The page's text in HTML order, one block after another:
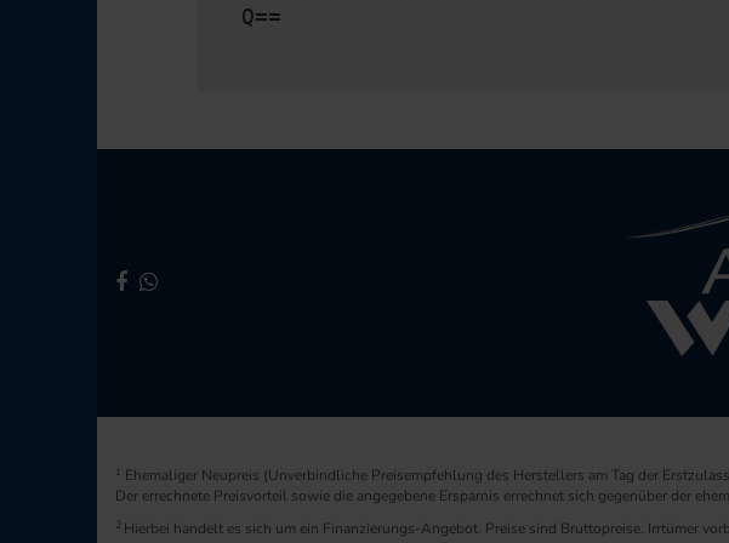
Q==
1 Ehemaliger Neupreis (Unverbindliche Preisempfehlung des Herstellers am Tag der
Der errechnete Preisvorteil sowie die angegebene Ersparnis errechnet sich gegenüber der
2 Hierbei handelt es sich um ein Finanzierungs-Angebot. Preise sind Bruttopreise. Irrtümer